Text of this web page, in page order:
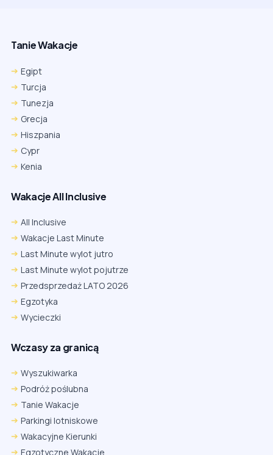
Tanie Wakacje
Egipt
Turcja
Tunezja
Grecja
Hiszpania
Cypr
Kenia
Wakacje All Inclusive
All Inclusive
Wakacje Last Minute
Last Minute wylot jutro
Last Minute wylot pojutrze
Przedsprzedaż LATO 2026
Egzotyka
Wycieczki
Wczasy za granicą
Wyszukiwarka
Podróż poślubna
Tanie Wakacje
Parkingi lotniskowe
Wakacyjne Kierunki
Egzotyczne Wakacje